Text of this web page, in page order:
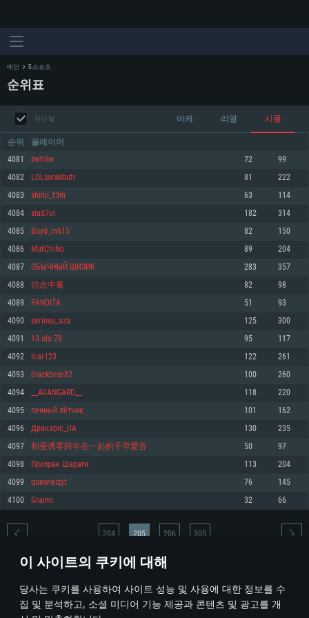
이 사이트의 쿠키에 대해
당사는 쿠키를 사용하여 사이트 성능 및 사용에 대한 정보를 수
집 및 분석하고, 소셜 미디어 기능 제공과 콘텐츠 및 광고를 개
최소사양
운영체제: Windows 10 (64 bit)
프로세서: 2.2 GHz 듀얼코어 이상
메모리: 4GB
그래픽 카드: DirectX 11 이상을 지원하는 AMD Radeon 77XX / NVIDIA
GeForce GT 660. 최소 사양 해상도: 720p
네트워크: 브로드밴드 인터넷
여유 저장 공간: 22.1 GB (최소 클라이언트)
권장 사양
570 혹은 그 이상
여유 저장 공간: 62.2 GB (전체 클라이언트)
최소사양
운영체제: Mac OS Big Sur 11.0
프로세서: 최소 2.2 GHz의 Core i5 (Intel Xeon 은 지원하지 않습니다)
메모리: 6 GB
그래픽 카드: Metal 을 지원하는 Intel Iris Pro 5200 (Mac), 혹은 이와 비슷한 성
능을 가지는 Mac 버전의 AMD/Nvidia. 최소 해상도: 720p
네트워크: 브로드밴드 인터넷
여유 저장 공간: 22.1 GB (최소 클라이언트)
권장 사양
네트워크: 브로드밴드 인터넷
여유 저장 공간: 62.2 GB (전체 클라이언트)
최소사양
운영체제: 64bit Linux 중 최신 버전
프로세서: 2.4 GHz 듀얼코어
메모리: 4 GB
그래픽 카드: Vulkan 을 지원하고, 최신 그래픽 드라이버를 지원하는 NVIDIA
660 (6개월 미만) 혹은 그와 동급의 성능을 가지며 최신 그래픽 드라이버를 지
원하는 AMD (6개월 미만; 최소사양 지원 해상도 720p)
네트워크: 브로드밴드 인터넷
여유 저장 공간: 22.1 GB (최소 클라이언트)
권장 사양
운영체제: Ubuntu 20.04 64bit
프로세서: Intel Core i7
메모리: 16 GB
그래픽 카드: Vulkan 을 지원하고, 최신 그래픽 드라이버를 지원하는 NVIDIA
1060 (6개월 미만) 혹은 그와 동급의 성능을 가지며 최신 그래픽 드라이버를
지원하는 AMD RX 570 (6개월 미만; 최소사양 지원 해상도 720p) 이상
여유 저장 공간: 62.2 GB (전체 클라이언트)
메인 E-스포츠
순위표
지난 달 아케 리얼 시뮬
순위 플레이어
4081 zwh3w 72 99
4082 LOLsorakbutr 81 222
4083 shinji_f3m 63 114
4084 siud7ui 182 314
4085 Boyd_in615 82 150
4086 MutChiNo 89 204
4087 ОБЫЧНЫЙ ШИЗИК 283 357
4088 信念中毒 82 98
4089 PANDITA 51 93
4090 serious_aza 125 300
4091 13 oIo 78 95 117
4092 Icar123 122 261
4093 blackbear82 100 260
4094 __AVANGARD__ 118 220
4095 пенный лётчик 101 162
4096 Дракаріс_UA 130 235
4097 和受诱零跨年在一起的千早爱音 50 97
4098 Призрак Шараги 113 204
4099 quesnelzyt 76 145
4100 Graimi 32 66
* 순위표는 매일 1회 갱신됩니다
204 205 206 305